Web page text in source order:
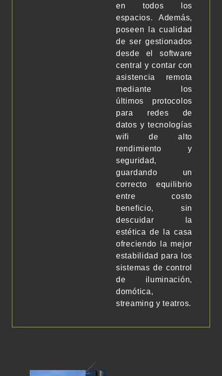
en todos los
espacios. Además,
poseen la cualidad
de ser gestionados
desde el software
central y contar con
asistencia remota
mediante los
últimos protocolos
para redes de
datos y tecnologías
wifi de alto
rendimiento y
seguridad,
guardando un
correcto equilibrio
entre costo
beneficio, sin
descuidar la
estética de la casa
ofreciendo la mejor
estabilidad para los
sistemas de control
de iluminación,
domótica,
streaming y teatros.